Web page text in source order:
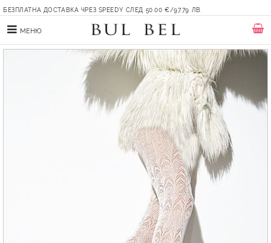
БЕЗПЛАТНА ДОСТАВКА ЧРЕЗ SPEEDY СЛЕД 50.00 €/97.79 ЛВ.
МЕНЮ